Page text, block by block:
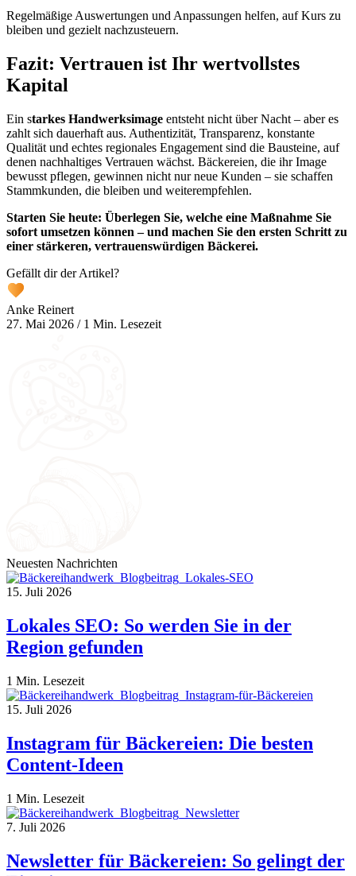
Regelmäßige Auswertungen und Anpassungen helfen, auf Kurs zu
bleiben und gezielt nachzusteuern.
Fazit: Vertrauen ist Ihr wertvollstes
Kapital
Ein starkes Handwerksimage entsteht nicht über Nacht – aber es
zahlt sich dauerhaft aus. Authentizität, Transparenz, konstante
Qualität und echtes regionales Engagement sind die Bausteine, auf
denen nachhaltiges Vertrauen wächst. Bäckereien, die ihr Image
bewusst pflegen, gewinnen nicht nur neue Kunden – sie schaffen
Stammkunden, die bleiben und weiterempfehlen.
Starten Sie heute: Überlegen Sie, welche eine Maßnahme Sie
sofort umsetzen können – und machen Sie den ersten Schritt zu
einer stärkeren, vertrauenswürdigen Bäckerei.
Gefällt dir der Artikel?
Anke Reinert
27. Mai 2026 /1 Min. Lesezeit
Neuesten Nachrichten
15. Juli 2026
Lokales SEO: So werden Sie in der
Region gefunden
1 Min. Lesezeit
15. Juli 2026
Instagram für Bäckereien: Die besten
Content-Ideen
1 Min. Lesezeit
7. Juli 2026
Newsletter für Bäckereien: So gelingt der